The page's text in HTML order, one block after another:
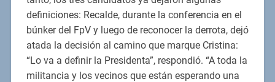
definiciones: Recalde, durante la conferencia en el
búnker del FpV y luego de reconocer la derrota, dejó
atada la decisión al camino que marque Cristina:
“Lo va a definir la Presidenta”, respondió. “A toda la
militancia y los vecinos que están esperando una